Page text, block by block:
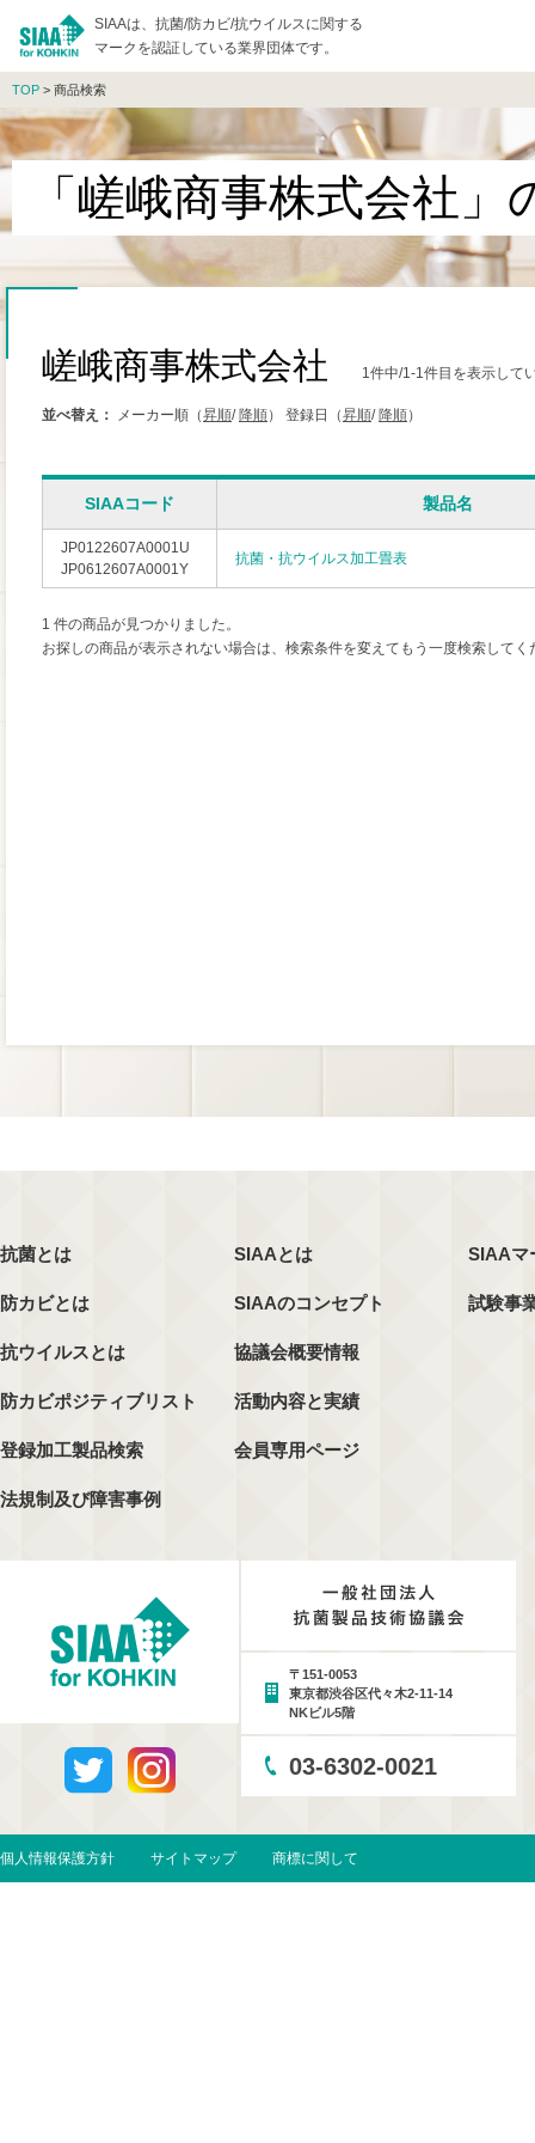
SIAAは、抗菌/防カビ/抗ウイルスに関する
マークを認証している業界団体です。
TOP > 商品検索
「嵯峨商事株式会社」
嵯峨商事株式会社 1件中/1-1件目を表示して
並べ替え： メーカー順（昇順/ 降順） 登録日（昇順/ 降順）
SIAAコード 製品名
JP0122607A0001U
JP0612607A0001Y
抗菌・抗ウイルス加工畳表
1 件の商品が見つかりました。
お探しの商品が表示されない場合は、検索条件を変えてもう一度検索してく
抗菌とは
防カビとは
抗ウイルスとは
防カビポジティブリスト
登録加工製品検索
法規制及び障害事例
SIAAとは
SIAAのコンセプト
協議会概要情報
活動内容と実績
会員専用ページ
SIAAマ
試験事
〒151-0053
東京都渋谷区代々木2-11-14
NKビル5階
03-6302-0021
個人情報保護方針 サイトマップ 商標に関して